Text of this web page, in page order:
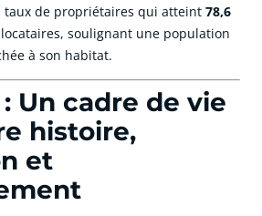
taux de propriétaires qui atteint 78,6
soulignant une population
à son habitat.
Un cadre de vie
histoire,
et